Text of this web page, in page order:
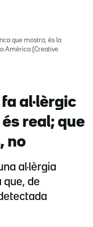
que mostra, és la
Amèrica (Creative
al·lèrgic
real; que
no
al·lèrgia
que, de